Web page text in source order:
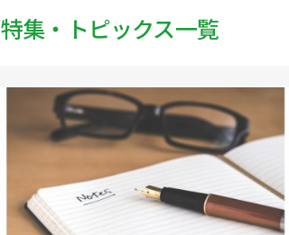
特集・トピックス一覧